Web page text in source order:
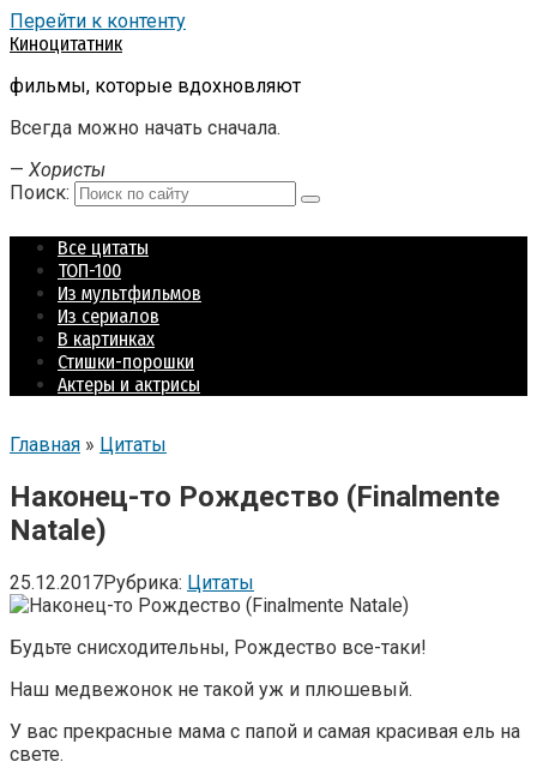
Перейти к контенту
Киноцитатник
фильмы, которые вдохновляют
Всегда можно начать сначала.
— Хористы
Поиск:
Все цитаты
ТОП-100
Из мультфильмов
Из сериалов
В картинках
Стишки-порошки
Актеры и актрисы
Главная » Цитаты
Наконец-то Рождество (Finalmente
Natale)
25.12.2017Рубрика: Цитаты
Будьте снисходительны, Рождество все-таки!
Наш медвежонок не такой уж и плюшевый.
У вас прекрасные мама с папой и самая красивая ель на
свете.